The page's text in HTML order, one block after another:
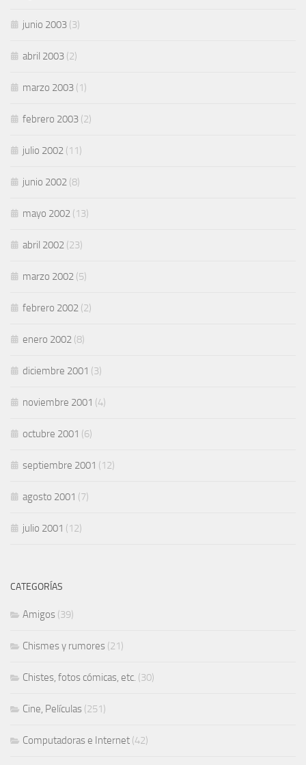
junio 2003 (3)
abril 2003 (2)
marzo 2003 (1)
febrero 2003 (2)
julio 2002 (11)
junio 2002 (8)
mayo 2002 (13)
abril 2002 (23)
marzo 2002 (5)
febrero 2002 (2)
enero 2002 (8)
diciembre 2001 (3)
noviembre 2001 (4)
octubre 2001 (6)
septiembre 2001 (12)
agosto 2001 (7)
julio 2001 (12)
CATEGORÍAS
Amigos (39)
Chismes y rumores (21)
Chistes, fotos cómicas, etc. (30)
Cine, Películas (251)
Computadoras e Internet (42)